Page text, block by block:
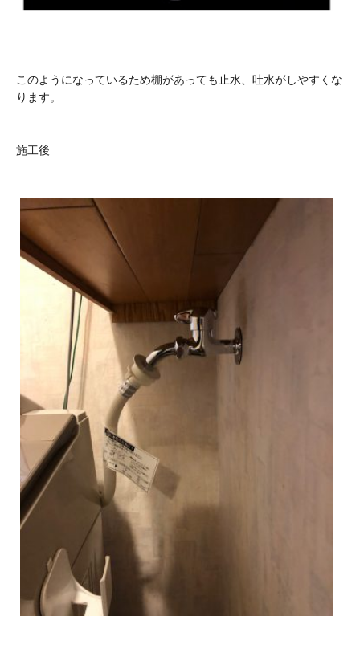
このようになっているため棚があっても止水、吐水がしやすくな
ります。
施工後